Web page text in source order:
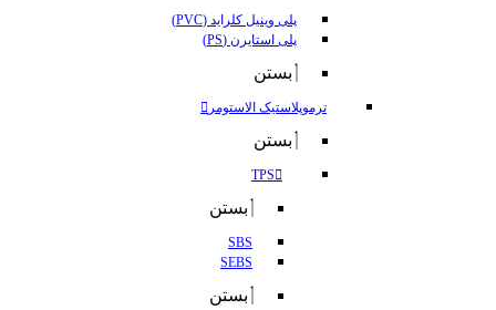
پلی وینیل کلراید (PVC)
پلی استایرن (PS)
بستن
ترموپلاستیک الاستومر
بستن
TPS
بستن
SBS
SEBS
بستن